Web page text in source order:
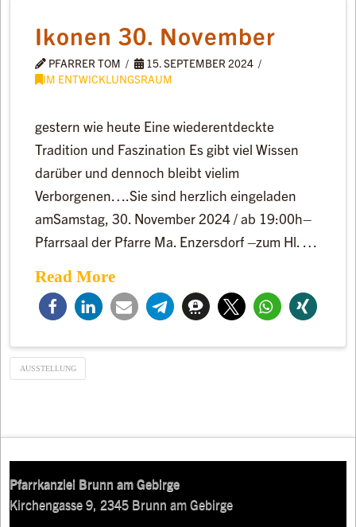
Ikonen 30. November
PFARRER TOM
15. SEPTEMBER 2024
IM ENTWICKLUNGSRAUM
gestern wie heute Eine wiederentdeckte
Tradition und Faszination Es gibt viel Wissen
darüber und dennoch bleibt vielim
Verborgenen….Sie sind herzlich eingeladen
amSamstag, 30. November 2024 / ab 19:00h–
Pfarrsaal der Pfarre Ma. Enzersdorf –zum Hl. …
Read More
AUSSTELLUNG
Pfarrkanzlei Brunn am Gebirge
Kirchengasse 9, 2345 Brunn am Gebirge